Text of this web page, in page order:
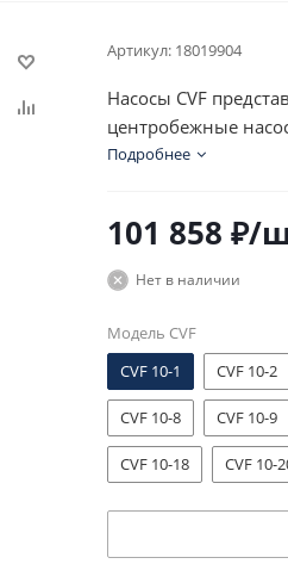
Артикул: 18019904
Насосы CVF
центробежные
электродвигателем.
Подробнее
101 858 ₽/
Нет в наличии
Модель CVF
CVF 10-1
CVF 10-2
CVF 10-8 CVF 10-9
CVF 10-18 CVF 10-